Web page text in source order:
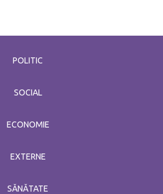
POLITIC
SOCIAL
ECONOMIE
EXTERNE
SĂNĂTATE